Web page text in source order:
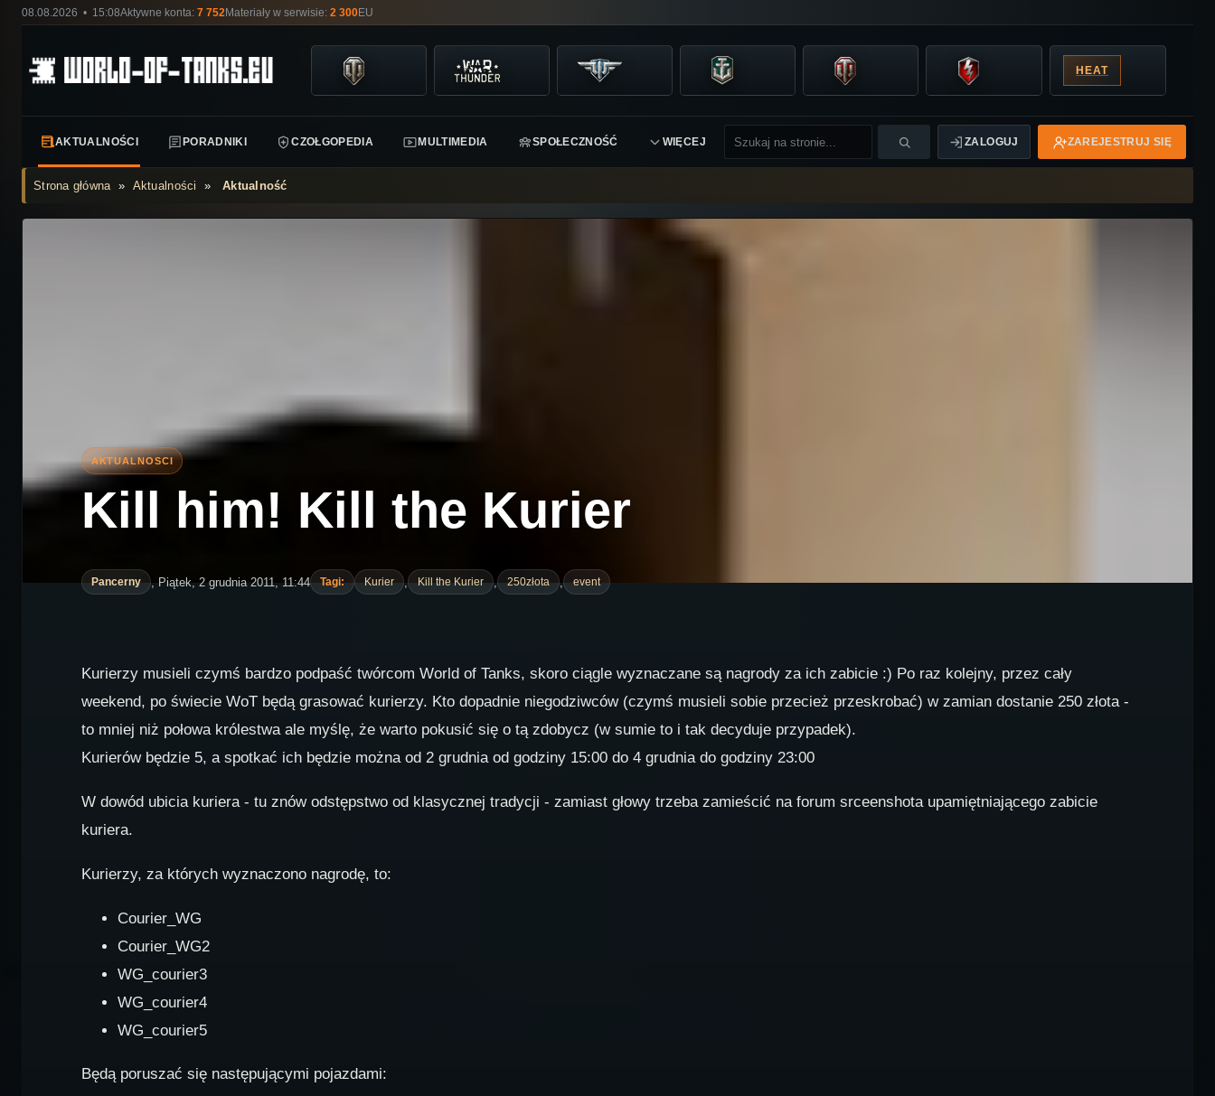
08.08.2026 • 15:08Aktywne konta: 7 752Materiały w serwisie: 2 300EU
HEAT
AKTUALNOŚCI PORADNIKI CZOŁGOPEDIA MULTIMEDIA SPOŁECZNOŚĆ WIĘCEJ ZALOGUJ ZAREJESTRUJ SIĘ
Strona główna» Aktualności »Aktualność
Kill him! Kill the Kurier
Pancerny , Piątek, 2 grudnia 2011, 11:44 Tagi: Kurier , Kill the Kurier , 250złota , event
Kurierzy musieli czymś bardzo podpaść twórcom World of Tanks, skoro ciągle wyznaczane są nagrody za ich zabicie :) Po raz kolejny, przez cały
weekend, po świecie WoT będą grasować kurierzy. Kto dopadnie niegodziwców (czymś musieli sobie przecież przeskrobać) w zamian dostanie 250 złota -
to mniej niż połowa królestwa ale myślę, że warto pokusić się o tą zdobycz (w sumie to i tak decyduje przypadek).
Kurierów będzie 5, a spotkać ich będzie można od 2 grudnia od godziny 15:00 do 4 grudnia do godziny 23:00
W dowód ubicia kuriera - tu znów odstępstwo od klasycznej tradycji - zamiast głowy trzeba zamieścić na forum srceenshota upamiętniającego zabicie
kuriera.
Kurierzy, za których wyznaczono nagrodę, to:
Courier_WG
Courier_WG2
WG_courier3
WG_courier4
WG_courier5
Będą poruszać się następującymi pojazdami: